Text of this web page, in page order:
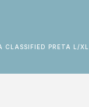
CLASSIFIED PRETA L/XL